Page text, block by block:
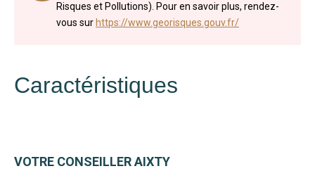
Risques et Pollutions). Pour en savoir plus, rendez-
vous surhttps://www.georisques.gouv.fr/
Caractéristiques
VOTRE CONSEILLER AIXTY